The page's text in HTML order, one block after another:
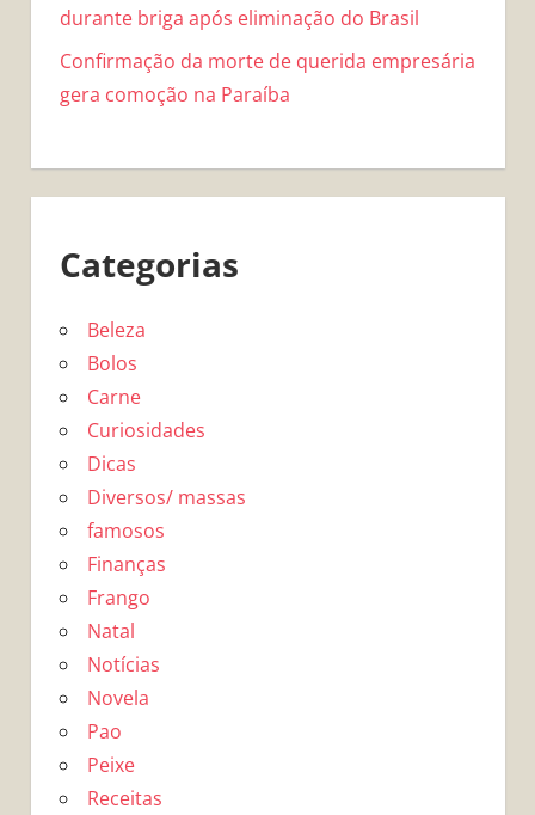
durante briga após eliminação do Brasil
Confirmação da morte de querida empresária
gera comoção na Paraíba
Categorias
Beleza
Bolos
Carne
Curiosidades
Dicas
Diversos/ massas
famosos
Finanças
Frango
Natal
Notícias
Novela
Pao
Peixe
Receitas